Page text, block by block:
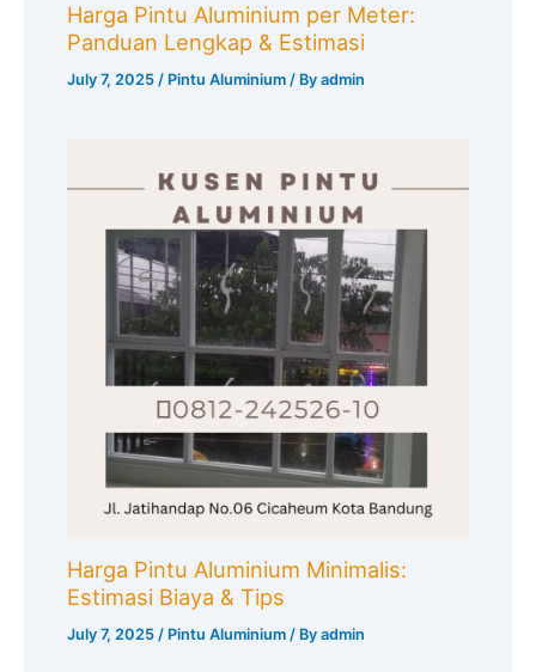
Harga Pintu Aluminium per Meter:
Panduan Lengkap & Estimasi
July 7, 2025 / Pintu Aluminium / Byadmin
Harga Pintu Aluminium Minimalis:
Estimasi Biaya & Tips
July 7, 2025/ Pintu Aluminium / Byadmin